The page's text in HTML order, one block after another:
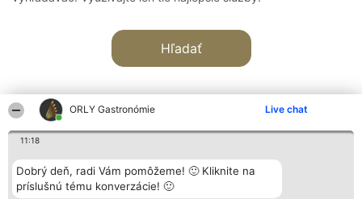
ORLY Gastronómie Live chat
11:18
Dobrý deň, radi Vám pomôžeme! 🙂 Kliknite na
príslušnú tému konverzácie! 🙂
Hľadať
Organizátor hodnotenia
Bright Side Solutions sp. z o.
o. sp. k.
Hodnotenie
Laureáti
Lista
Kontakt
Kontakt